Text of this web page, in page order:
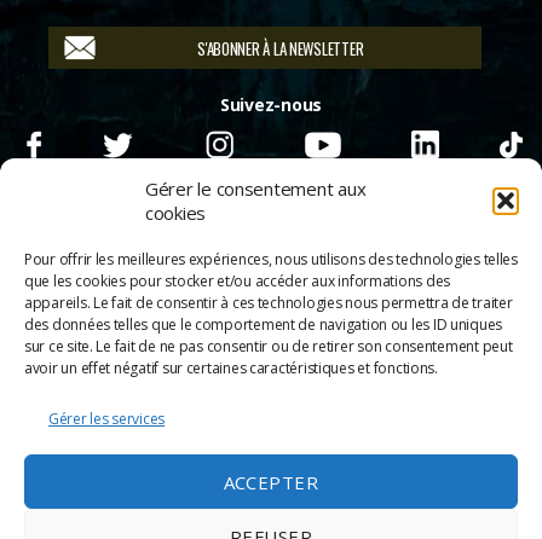
Gérer le consentement aux
cookies
Pour offrir les meilleures expériences, nous utilisons des technologies telles
que les cookies pour stocker et/ou accéder aux informations des
appareils. Le fait de consentir à ces technologies nous permettra de traiter
des données telles que le comportement de navigation ou les ID uniques
sur ce site. Le fait de ne pas consentir ou de retirer son consentement peut
avoir un effet négatif sur certaines caractéristiques et fonctions.
Gérer les services
ACCEPTER
S'ABONNER À LA NEWSLETTER
Suivez-nous
© 2026Scènes & Cinés